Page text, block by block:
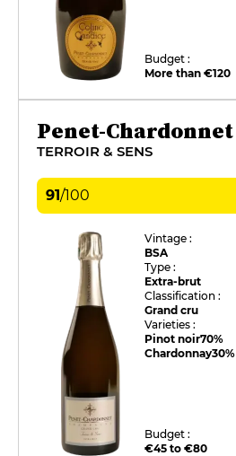
Budget :
More than €120
Penet-Chardonnet
TERROIR & SENS
91/100
Vintage :
BSA
Type :
Extra-brut
Classification :
Grand cru
Varieties :
Pinot noir70%
Chardonnay30%
Budget :
€45 to €80